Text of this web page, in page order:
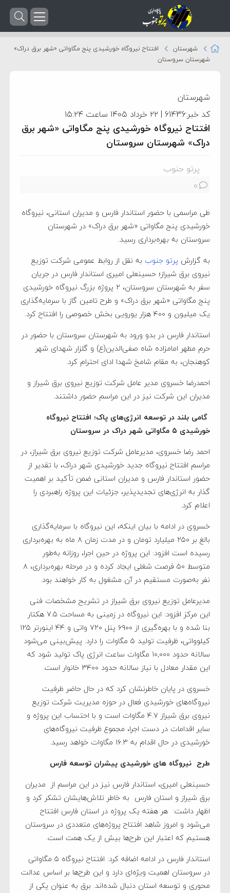
شهرستان
افتتاح نیروگاه خورشیدی پنج مگاواتی «شهر برق دراک»
شهرستان سروستان
شهرستان
کد خبر:61436 | ۲۲ خرداد ۱۴۰۵ ساعت ۱۵:۲۴
افتتاح نیروگاه خورشیدی پنج مگاواتی «شهر برق
دراک» شهرستان سروستان
پرتو جنوب
0
طی مراسمی با حضور استاندار فارس و مدیران استانی، نیروگاه
خورشیدی پنج مگاواتی «شهر برق دراک» در شهرستان
سروستان به بهره‌برداری رسید.
به گزارش پرتو جنوب به نقل از روابط عمومی شرکت توزیع
نیروی برق شیراز؛ حسینعلی امیری استاندار فارس در جریان
سفر به شهرستان سروستان، ۲ پروژه بزرگ نیروگاه خورشیدی
پنج مگاواتی «شهر برق دراک» و طرح تامین گاز با سرمایه‌گذاری
یک میلیون و ۴۰۰ هزار یورویی بخش خصوصی را افتتاح کرد.
استاندار فارس در بدو ورود به شهرستان سروستان با حضور در
حرم مطهر امامزاده شاه صفی‌الدین(ع) و گلزار شهدای شهر
کوهنجان، به مقام شامخ شهدا ادای احترام کرد.
احمدرضا خسروی مدیر عامل شرکت توزیع نیروی برق شیراز و
مدیران این شرکت نیز در این مراسم حضور داشتند.
گامی بلند در توسعه انرژی‌های پاک؛ افتتاح نیروگاه
خورشیدی ۵ مگاواتی شهر دراک در سروستان
احمد رضا خسروی، مدیرعامل شرکت توزیع نیروی برق شیراز، در
مراسم افتتاح نیروگاه جدید خورشیدی شهر دراک، با تقدیر از
حضور استاندار فارس و مدیران استانی ضمن تأکید بر اهمیت
گذار به انرژی‌های تجدیدپذیر، جزئیات این پروژه راهبردی را
اعلام کرد.
خسروی در ادامه با بیان اینکه، این نیروگاه با سرمایه‌گذاری
بالغ بر ۲۵۰ میلیارد تومان و در مدت زمان ۸ ماه به بهره‌برداری
رسیده است افزود: این پروژه در حین اجرا، روزانه به‌طور
متوسط ۵۰ فرصت شغلی ایجاد کرده و در مرحله بهره‌برداری، ۸
نفر به‌صورت مستقیم در آن مشغول به کار خواهند بود.
مدیرعامل توزیع نیروی برق شیراز در تشریح مشخصات فنی
این مرکز افزود: این نیروگاه در زمینی به مساحت ۷.۵ هکتار
بنا شده و با بهره‌گیری از ۶۹۰۰ پنل ۷۲۰ واتی و ۴۴ اینورتر ۱۲۵
کیلوواتی، ظرفیت تولید ۵ مگاوات را دارد. پیش‌بینی می‌شود
سالانه حدود ۱۰,۰۰۰ مگاوات ساعت انرژی پاک تولید شود که
این مقدار معادل با نیاز سالانه حدود ۳۴۰۰ خانوار است.
خسروی در پایان خاطرنشان کرد که در حال حاضر ظرفیت
نیروگاه‌های خورشیدی فعال در حوزه مدیریت شرکت توزیع
نیروی برق شیراز ۴.۷ مگاوات است و با احتساب این پروژه و
سایر اقدامات در دست اجرا، مجموع ظرفیت نیروگاه‌های
خورشیدی در حال اقدام به ۱۶.۳ مگاوات خواهد رسید.
طرح نیروگاه های خورشیدی پیشران توسعه فارس
حسینعلی امیری، استاندار فارس نیز در این مراسم از مدیران
برق شیراز و استان فارس به خاطر تلاش‌هایشان تشکر کرد و
اظهار داشت: هر هفته یک پروژه در استان فارس افتتاح
می‌شود و امروز شاهد افتتاح پروژه‌های متعددی در سروستان
هستیم که اعتبار این طرح‌ها بیش از یک همت است.
استاندار فارس در ادامه اضافه کرد: افتتاح نیروگاه ۵ مگاواتی
در سروستان اهمیت ویژه‌ای دارد و این طرح‌ها بر اساس عدالت
محوری و توسعه استان دنبال شده‌اند. برق به عنوان یکی از